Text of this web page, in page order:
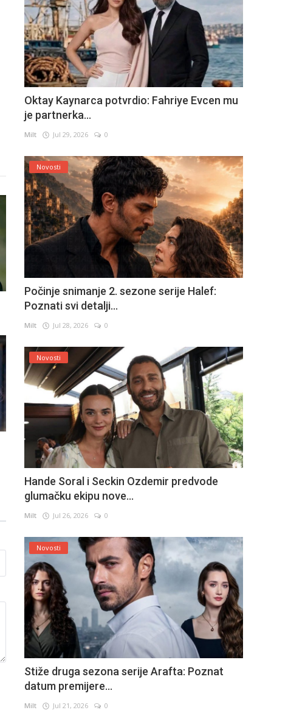
Oktay Kaynarca potvrdio: Fahriye Evcen mu
je partnerka...
Milt Jul 29, 2026 0
Novosti
Počinje snimanje 2. sezone serije Halef:
Poznati svi detalji...
Milt Jul 28, 2026 0
Novosti
Hande Soral i Seckin Ozdemir predvode
glumačku ekipu nove...
Milt Jul 26, 2026 0
Novosti
Stiže druga sezona serije Arafta: Poznat
datum premijere...
Milt Jul 21, 2026 0